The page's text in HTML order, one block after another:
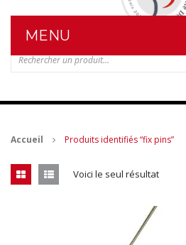
MENU
NOS PRODUITS
MES ACHATS
Accueil Produits identifiés “fix pins”
Voici le seul résultat